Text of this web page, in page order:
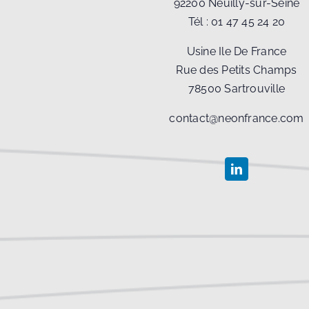
92200 Neuilly-sur-Seine
Tél : 01 47 45 24 20
Usine Ile De France
Rue des Petits Champs
78500 Sartrouville
contact@neonfrance.com